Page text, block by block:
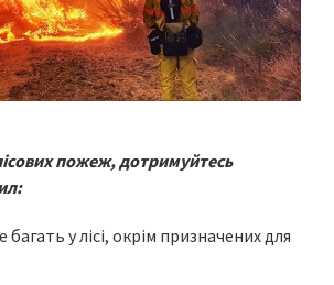
пожеж, дотримуйтесь
у лісі, окрім призначених для